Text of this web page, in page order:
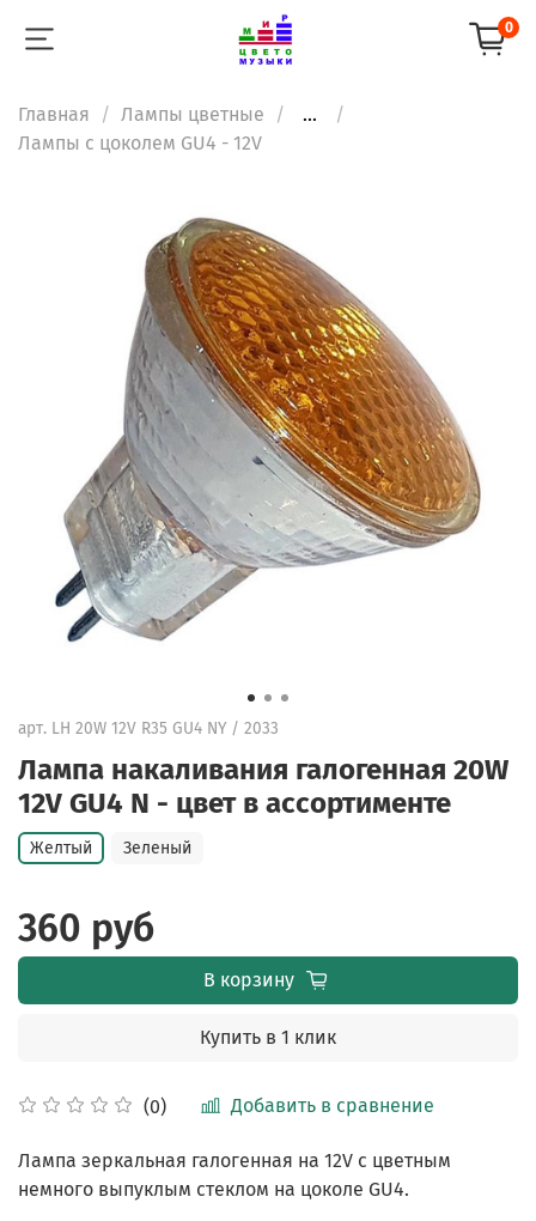
0
Главная Лампы цветные
...
Лампы с цоколем GU4 - 12V
арт. LH 20W 12V R35 GU4 NY / 2033
Лампа накаливания галогенная 20W
12V GU4 N - цвет в ассортименте
(0) Добавить в сравнение
Желтый Зеленый
360 руб
В корзину
Купить в 1 клик
Лампа зеркальная галогенная на 12V с цветным
немного выпуклым стеклом на цоколе GU4.